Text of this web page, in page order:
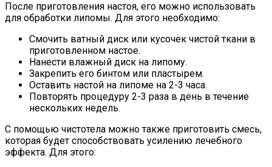
После приготовления настоя, его можно использовать
для обработки липомы. Для этого необходимо:
Смочить ватный диск или кусочек чистой ткани в
приготовленном настое.
Нанести влажный диск на липому.
Закрепить его бинтом или пластырем.
Оставить настой на липоме на 2-3 часа.
Повторять процедуру 2-3 раза в день в течение
нескольких недель.
С помощью чистотела можно также приготовить смесь,
которая будет способствовать усилению лечебного
эффекта. Для этого: